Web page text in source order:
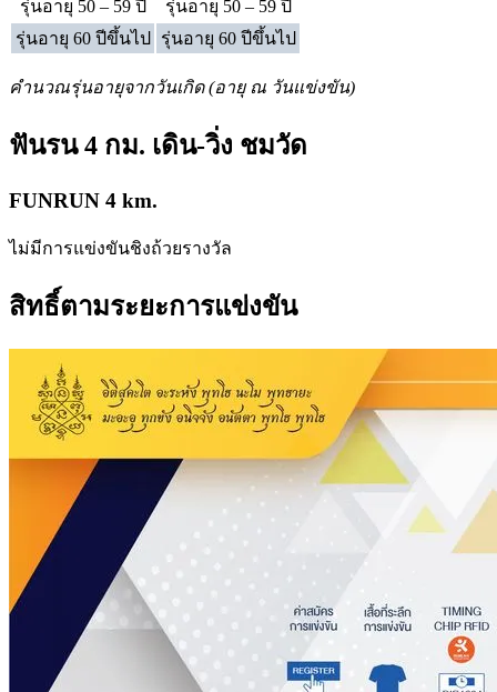
รุ่นอายุ 50 – 59 ปี
รุ่นอายุ 50 – 59 ปี
รุ่นอายุ 60 ปีขึ้นไป
รุ่นอายุ 60 ปีขึ้นไป
คำนวณรุ่นอายุจากวันเกิด (อายุ ณ วันแข่งขัน)
ฟันรน 4 กม. เดิน-วิ่ง ชมวัด
FUNRUN 4 km.
ไม่มีการแข่งขันชิงถ้วยรางวัล
สิทธิ์ตามระยะการแข่งขัน